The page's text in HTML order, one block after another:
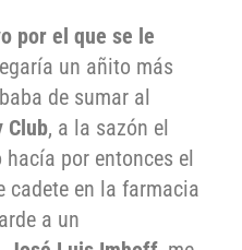
por el que se le
un añito más
de sumar al
Club, a la sazón el
por entonces el
cadete en la farmacia
a un